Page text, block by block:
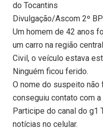
do Tocantins
Divulgação/Ascom 2º
Um homem de 42 anos
um carro na região
Civil, o veículo estava
Ninguém ficou ferido.
O nome do suspeito
conseguiu contato com
Participe do canal do g1
notícias no celular.